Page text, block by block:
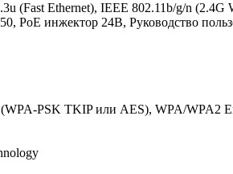
(Fast Ethernet), IEEE 802.11b/g/n
PoE инжектор 24В, Руководство
PSK TKIP или AES), WPA/WPA2